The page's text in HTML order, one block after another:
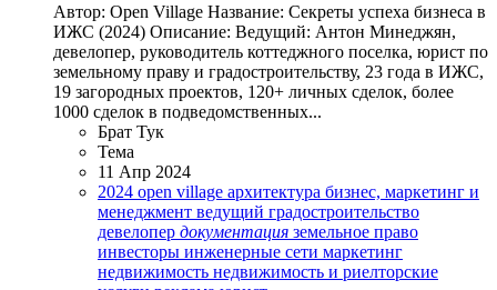
Автор: Open Village Название: Секреты успеха бизнеса в
ИЖС (2024) Описание: Ведущий: Антон Минеджян,
девелопер, руководитель коттеджного поселка, юрист по
земельному праву и градостроительству, 23 года в ИЖС,
19 загородных проектов, 120+ личных сделок, более
1000 сделок в подведомственных...
Брат Тук
Тема
11 Апр 2024
2024 open village архитектура бизнес, маркетинг и
менеджмент ведущий градостроительство
девелопер документация земельное право
инвесторы инженерные сети маркетинг
недвижимость недвижимость и риелторские